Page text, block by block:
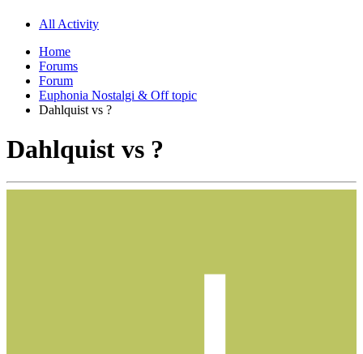
All Activity
Home
Forums
Forum
Euphonia Nostalgi & Off topic
Dahlquist vs ?
Dahlquist vs ?